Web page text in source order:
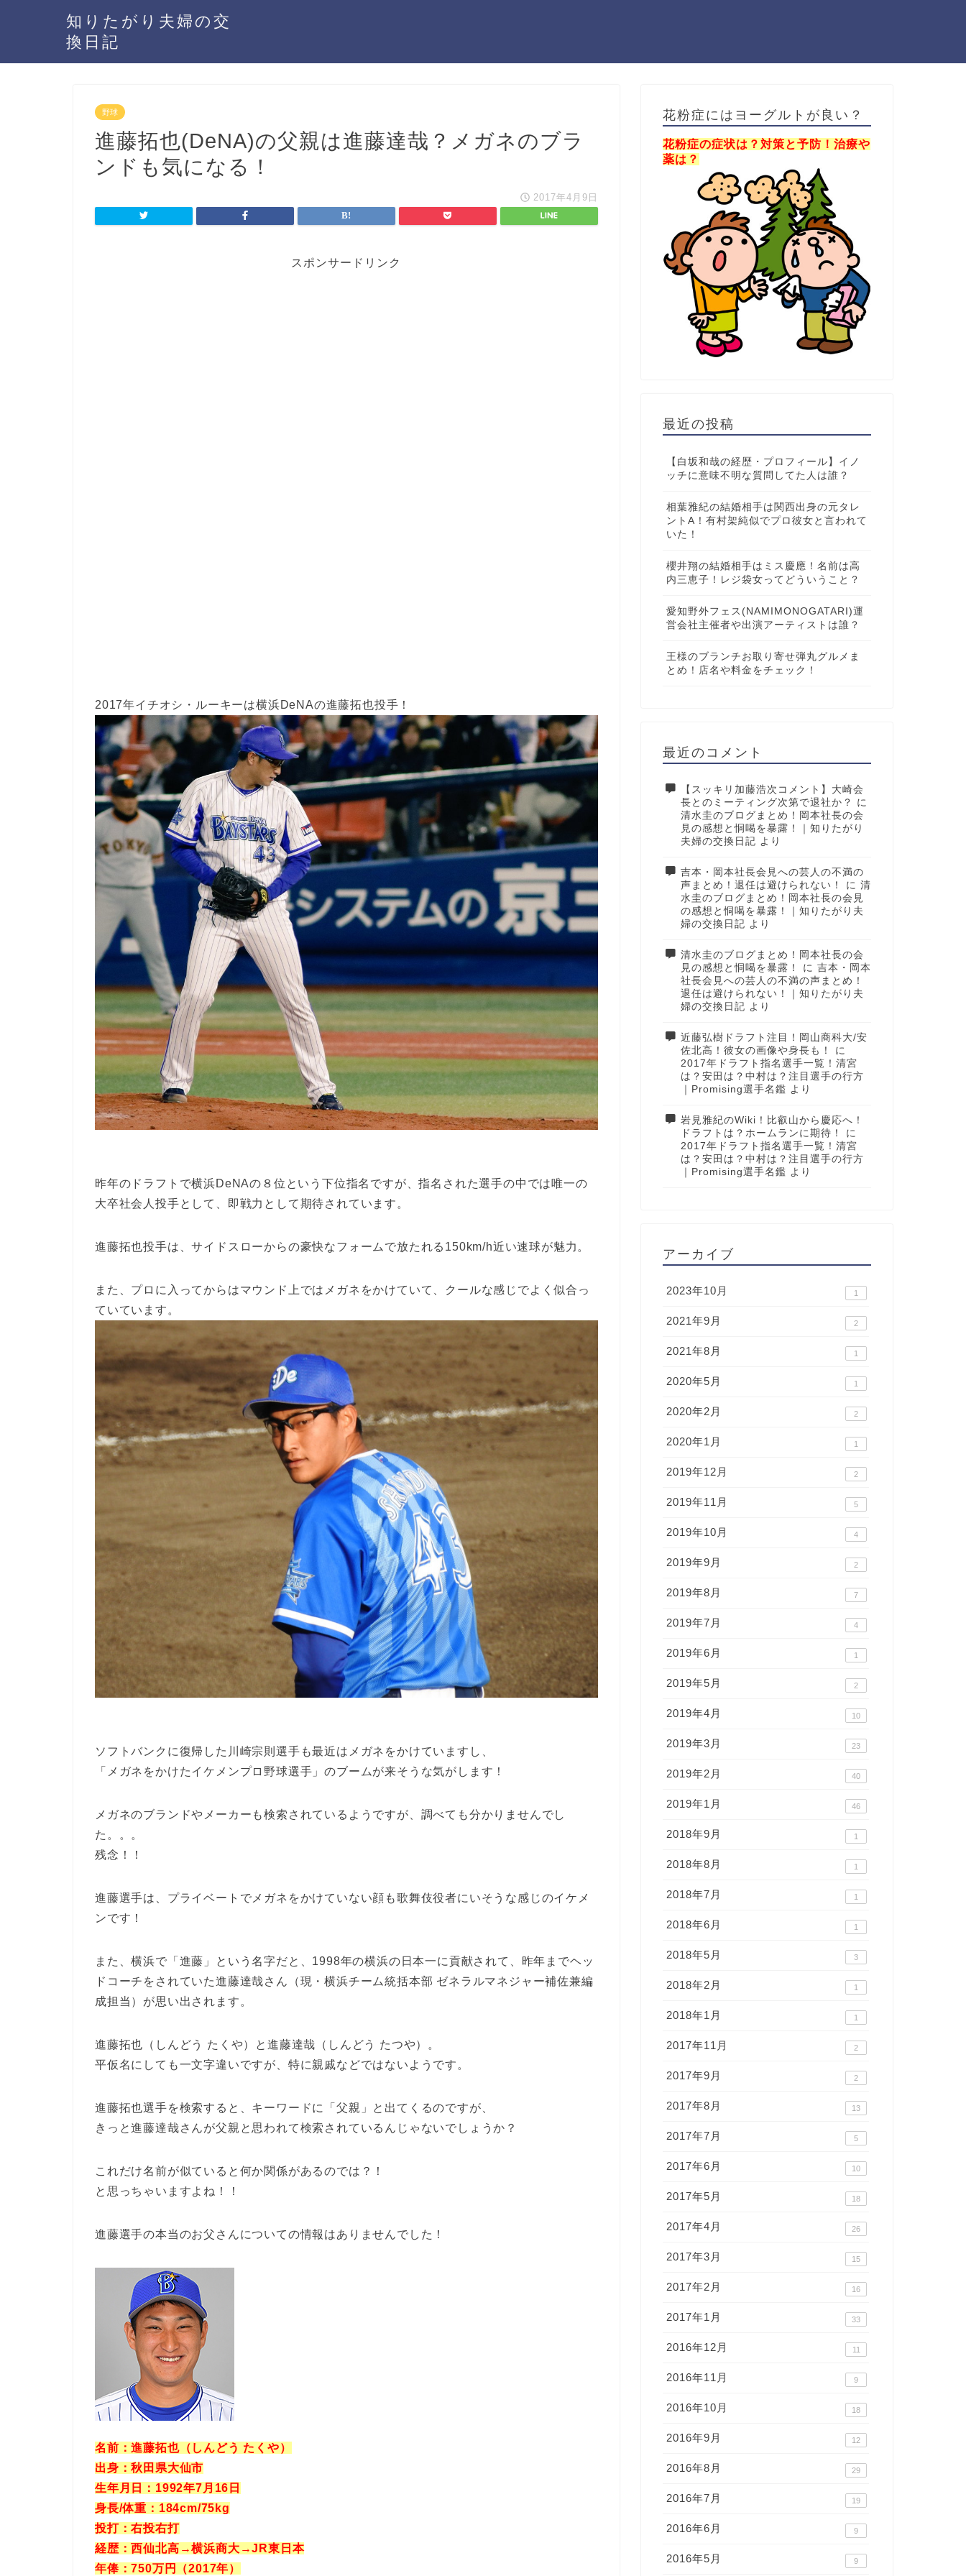
知りたがり夫婦の交
換日記
野球
進藤拓也(DeNA)の父親は進藤達哉？メガネのブラ
ンドも気になる！
2017年4月9日
スポンサードリンク
2017年イチオシ・ルーキーは横浜DeNAの進藤拓也投手！
昨年のドラフトで横浜DeNAの８位という下位指名ですが、指名された選手の中では唯一の
大卒社会人投手として、即戦力として期待されています。
進藤拓也投手は、サイドスローからの豪快なフォームで放たれる150km/h近い速球が魅力。
また、プロに入ってからはマウンド上ではメガネをかけていて、クールな感じでよく似合っ
ていています。
ソフトバンクに復帰した川崎宗則選手も最近はメガネをかけていますし、
「メガネをかけたイケメンプロ野球選手」のブームが来そうな気がします！
メガネのブランドやメーカーも検索されているようですが、調べても分かりませんでし
た。。。
残念！！
進藤選手は、プライベートでメガネをかけていない顔も歌舞伎役者にいそうな感じのイケメ
ンです！
また、横浜で「進藤」という名字だと、1998年の横浜の日本一に貢献されて、昨年までヘッ
ドコーチをされていた進藤達哉さん（現・横浜チーム統括本部 ゼネラルマネジャー補佐兼編
成担当）が思い出されます。
進藤拓也（しんどう たくや）と進藤達哉（しんどう たつや）。
平仮名にしても一文字違いですが、特に親戚などではないようです。
進藤拓也選手を検索すると、キーワードに「父親」と出てくるのですが、
きっと進藤達哉さんが父親と思われて検索されているんじゃないでしょうか？
これだけ名前が似ていると何か関係があるのでは？！
と思っちゃいますよね！！
進藤選手の本当のお父さんについての情報はありませんでした！
名前：進藤拓也（しんどう たくや）
出身：秋田県大仙市
生年月日：1992年7月16日
身長/体重：184cm/75kg
投打：右投右打
経歴：西仙北高→横浜商大→JR東日本
年俸：750万円（2017年）
花粉症にはヨーグルトが良い？
花粉症の症状は？対策と予防！治療や
薬は？
最近の投稿
【白坂和哉の経歴・プロフィール】イノ
ッチに意味不明な質問してた人は誰？
相葉雅紀の結婚相手は関西出身の元タレ
ントA！有村架純似でプロ彼女と言われて
いた！
櫻井翔の結婚相手はミス慶應！名前は高
内三恵子！レジ袋女ってどういうこと？
愛知野外フェス(NAMIMONOGATARI)運
営会社主催者や出演アーティストは誰？
王様のブランチお取り寄せ弾丸グルメま
とめ！店名や料金をチェック！
最近のコメント
【スッキリ加藤浩次コメント】大崎会
長とのミーティング次第で退社か？
に
清水圭のブログまとめ！岡本社長の会
見の感想と恫喝を暴露！｜知りたがり
夫婦の交換日記 より
吉本・岡本社長会見への芸人の不満の
声まとめ！退任は避けられない！
に 清
水圭のブログまとめ！岡本社長の会見
の感想と恫喝を暴露！｜知りたがり夫
婦の交換日記 より
清水圭のブログまとめ！岡本社長の会
見の感想と恫喝を暴露！
に 吉本・岡本
社長会見への芸人の不満の声まとめ！
退任は避けられない！｜知りたがり夫
婦の交換日記 より
近藤弘樹ドラフト注目！岡山商科大/安
佐北高！彼女の画像や身長も！
に
2017年ドラフト指名選手一覧！清宮
は？安田は？中村は？注目選手の行方
｜Promising選手名鑑 より
岩見雅紀のWiki！比叡山から慶応へ！
ドラフトは？ホームランに期待！
に
2017年ドラフト指名選手一覧！清宮
は？安田は？中村は？注目選手の行方
｜Promising選手名鑑 より
アーカイブ
2023年10月 1
2021年9月 2
2021年8月 1
2020年5月 1
2020年2月 2
2020年1月 1
2019年12月 2
2019年11月 5
2019年10月 4
2019年9月 2
2019年8月 7
2019年7月 4
2019年6月 1
2019年5月 2
2019年4月 10
2019年3月 23
2019年2月 40
2019年1月 46
2018年9月 1
2018年8月 1
2018年7月 1
2018年6月 1
2018年5月 3
2018年2月 1
2018年1月 1
2017年11月 2
2017年9月 2
2017年8月 13
2017年7月 5
2017年6月 10
2017年5月 18
2017年4月 26
2017年3月 15
2017年2月 16
2017年1月 33
2016年12月 11
2016年11月 9
2016年10月 18
2016年9月 12
2016年8月 29
2016年7月 19
2016年6月 9
2016年5月 9